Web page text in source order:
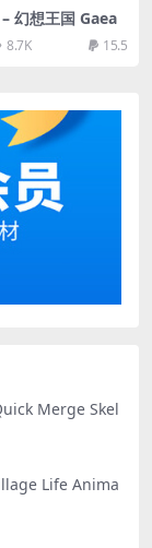
幻想王国 Gaea
8.7K 15.5
Merge Skel
Life Anima